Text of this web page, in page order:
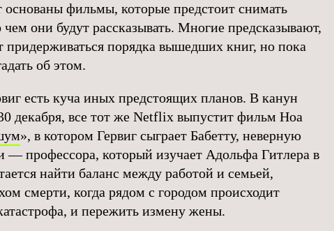
основаны фильмы, которые предстоит снимать
чем они будут рассказывать. Многие предсказывают,
придерживаться порядка вышедших книг, но пока
об этом.
есть куча иных предстоящих планов. В канун
декабря, все тот же Netflix выпустит фильм Ноа
», в котором Гервиг сыграет Бабетту, неверную
— профессора, который изучает Адольфа Гитлера в
найти баланс между работой и семьей,
смерти, когда рядом с городом происходит
и пережить измену жены.